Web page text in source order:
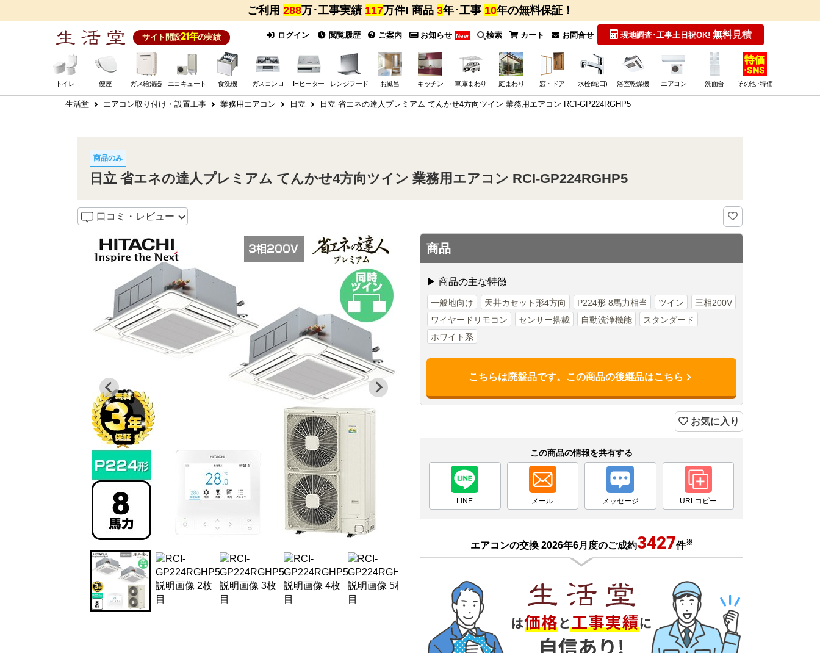
ご利用 288万･工事実績 117万件! 商品 3年･工事 10年の無料保証！
サイト開設21年の実績 ログイン 閲覧履歴 ご案内 お知らせ New 検索 カート お問合せ 現地調査･工事土日祝OK! 無料見積
トイレ 便座 ガス給湯器 エコキュート 食洗機 ガスコンロ IHヒーター レンジフード お風呂 キッチン 車庫まわり 庭まわり 窓・ドア 水栓(蛇口) 浴室乾燥機 エアコン 洗面台 その他･特価
生活堂 エアコン取り付け・設置工事 業務用エアコン 日立 日立 省エネの達人プレミアム てんかせ4方向ツイン 業務用エアコン RCI-GP224RGHP5
商品のみ
日立 省エネの達人プレミアム てんかせ4方向ツイン 業務用エアコン RCI-GP224RGHP5
口コミ・レビュー
商品
▶ 商品の主な特徴
一般地向け 天井カセット形4方向 P224形 8馬力相当 ツイン
三相200V
ワイヤードリモコン
センサー搭載 自動洗浄機能
スタンダード
ホワイト系
こちらは廃盤品です。この商品の後継品はこちら
お気に入り
この商品の情報を共有する
LINE メール メッセージ URLコピー
エアコンの交換 2026年6月度のご成約3427件※